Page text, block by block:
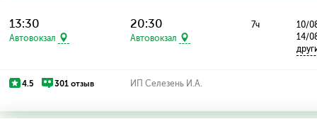
13:30
Автовокзал
20:30
Автовокзал
7ч
10/
14/
4.5 301 отзыв ИП Селезень И.А.